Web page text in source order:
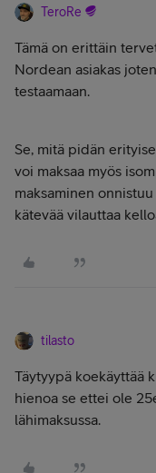
TeroRe
Tämä on erittäin
Nordean asiakas
testaamaan.
Se, mitä pidän
voi maksaa myös
maksaminen
kätevää vilauttaa
tilasto
Täytyypä koekäyttää
hienoa se ettei ole
lähimaksussa.